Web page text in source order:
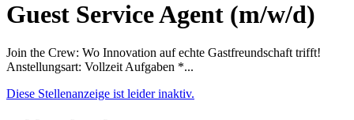
Guest Service Agent (m/w/d)
Join the Crew: Wo Innovation auf echte Gastfreundschaft trifft!
Anstellungsart: Vollzeit Aufgaben *...
Diese Stellenanzeige ist leider inaktiv.